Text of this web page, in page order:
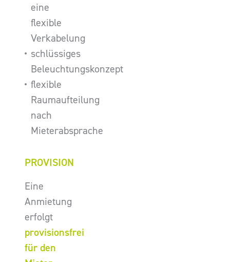
eine
flexible
Verkabelung
schlüssiges
Beleuchtungskonzept
flexible
Raumaufteilung
nach
Mieterabsprache
PROVISION
Eine
Anmietung
erfolgt
provisionsfrei
für den